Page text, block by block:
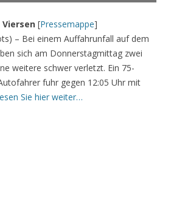
[Pressemappe]
– Bei einem Auffahrunfall auf dem
sich am Donnerstagmittag zwei
weitere schwer verletzt. Ein 75-
fuhr gegen 12:05 Uhr mit
Sie hier weiter…